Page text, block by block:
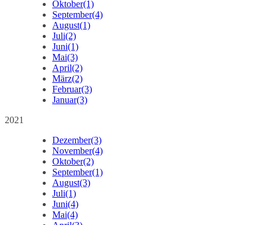
Oktober(1)
September(4)
August(1)
Juli(2)
Juni(1)
Mai(3)
April(2)
März(2)
Februar(3)
Januar(3)
2021
Dezember(3)
November(4)
Oktober(2)
September(1)
August(3)
Juli(1)
Juni(4)
Mai(4)